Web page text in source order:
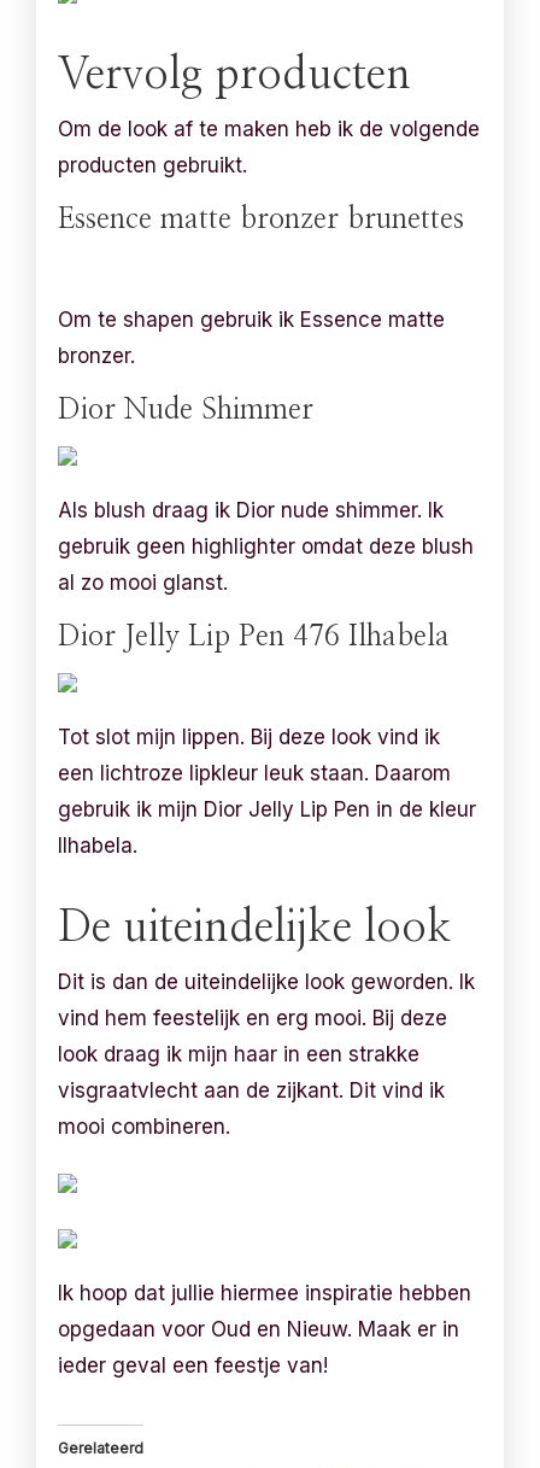
Vervolg producten
Om de look af te maken heb ik de volgende
producten gebruikt.
Essence matte bronzer brunettes
Om te shapen gebruik ik Essence matte
bronzer.
Dior Nude Shimmer
Als blush draag ik Dior nude shimmer. Ik
gebruik geen highlighter omdat deze blush
al zo mooi glanst.
Dior Jelly Lip Pen 476 Ilhabela
Tot slot mijn lippen. Bij deze look vind ik
een lichtroze lipkleur leuk staan. Daarom
gebruik ik mijn Dior Jelly Lip Pen in de kleur
Ilhabela.
De uiteindelijke look
Dit is dan de uiteindelijke look geworden. Ik
vind hem feestelijk en erg mooi. Bij deze
look draag ik mijn haar in een strakke
visgraatvlecht aan de zijkant. Dit vind ik
mooi combineren.
Ik hoop dat jullie hiermee inspiratie hebben
opgedaan voor Oud en Nieuw. Maak er in
ieder geval een feestje van!
Gerelateerd